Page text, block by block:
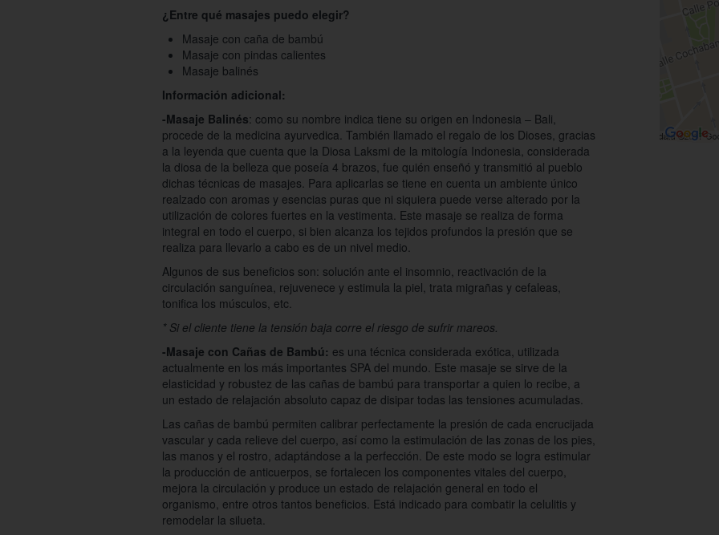
¿Entre qué masajes puedo elegir?
Masaje con caña de bambú
Masaje con pindas calientes
Masaje balinés
Información adicional:
-Masaje Balinés: como su nombre indica tiene su origen en Indonesia – Bali,
procede de la medicina ayurvedica. También llamado el regalo de los Dioses, gracias
a la leyenda que cuenta que la Diosa Laksmi de la mitología Indonesia, considerada
la diosa de la belleza que poseía 4 brazos, fue quién enseñó y transmitió al pueblo
dichas técnicas de masajes. Para aplicarlas se tiene en cuenta un ambiente único
realzado con aromas y esencias puras que ni siquiera puede verse alterado por la
utilización de colores fuertes en la vestimenta. Este masaje se realiza de forma
integral en todo el cuerpo, si bien alcanza los tejidos profundos la presión que se
realiza para llevarlo a cabo es de un nivel medio.
Algunos de sus beneficios son: solución ante el insomnio, reactivación de la
circulación sanguínea, rejuvenece y estimula la piel, trata migrañas y cefaleas,
tonifica los músculos, etc.
* Si el cliente tiene la tensión baja corre el riesgo de sufrir mareos.
-Masaje con Cañas de Bambú: es una técnica considerada exótica, utilizada
actualmente en los más importantes SPA del mundo. Este masaje se sirve de la
elasticidad y robustez de las cañas de bambú para transportar a quien lo recibe, a
un estado de relajación absoluto capaz de disipar todas las tensiones acumuladas.
Las cañas de bambú permiten calibrar perfectamente la presión de cada encrucijada
vascular y cada relieve del cuerpo, así como la estimulación de las zonas de los pies,
las manos y el rostro, adaptándose a la perfección. De este modo se logra estimular
la producción de anticuerpos, se fortalecen los componentes vitales del cuerpo,
mejora la circulación y produce un estado de relajación general en todo el
organismo, entre otros tantos beneficios. Está indicado para combatir la celulitis y
remodelar la silueta.